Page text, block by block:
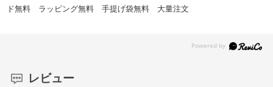
ド無料 ラッピング無料 手提げ袋無料 大量注文
レビュー